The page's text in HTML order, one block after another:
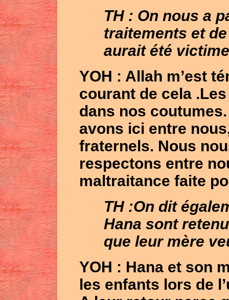
TH : On nous a
traitements et
aurait été
YOH : Allah m’est
courant de cela
dans nos
avons ici entre
fraternels. Nous
respectons entre
maltraitance faite
TH :On dit
Hana sont
que leur mère
YOH : Hana et son
les enfants lors de